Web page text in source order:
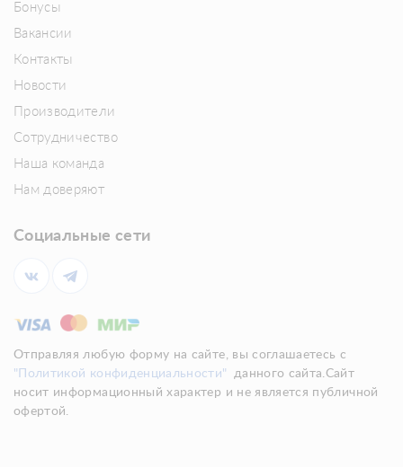
Бонусы
Вакансии
Контакты
Новости
Производители
Сотрудничество
Наша команда
Нам доверяют
Социальные сети
Отправляя любую форму на сайте, вы соглашаетесь с
"Политикой конфиденциальности"
данного сайта.Сайт
носит информационный характер и не является публичной
офертой.